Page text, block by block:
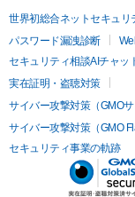
世界初総合ネットセキュリ
パスワード漏洩診断
セキュリティ相談AIチャッ
実在証明・盗聴対策
サイバー攻撃対策（GMO
サイバー攻撃対策（GMO
セキュリティ事業の軌跡